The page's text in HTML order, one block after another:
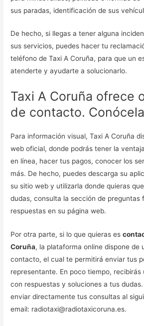
sus paradas, identificación de sus
De hecho, si llegas a tener alguna
sus servicios, puedes hacer tu
teléfono de Taxi A Coruña, para que un
atenderte y ayudarte a solucionarlo.
Taxi A Coruña ofrece
de contacto.
Para información visual, Taxi A Coruña
web oficial, donde podrás tener la
en línea, hacer tus pagos, conocer los
más. De hecho, puedes descarga su
su sitio web y utilizarla donde quieras
dudas, consulta la sección de preguntas
respuestas en su página web.
Por otra parte, si lo que quieras es
Coruña, la plataforma online dispone de
contacto, el cual te permitirá enviar tus
representante. En poco tiempo,
con respuestas y soluciones a tus
enviar directamente tus consultas al
email: radiotaxi@radiotaxicoruna.es.